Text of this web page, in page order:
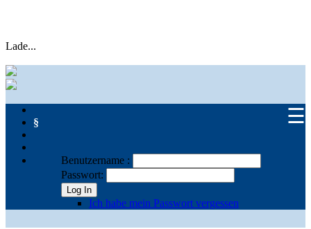
Lade...
☰
§
Benutzername :
Passwort:
Log In
Ich habe mein Passwort vergessen